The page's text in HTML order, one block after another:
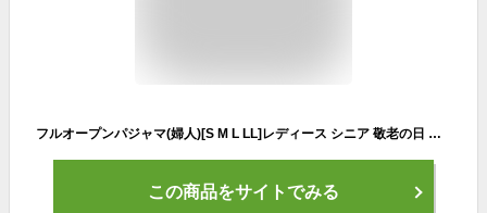
フルオープンパジャマ(婦人)[S M L LL]レディース シニア 敬老の日 母の日 ギフト 高齢者 70代 80代 90代 老人 介護向け 施設 おばあちゃん お年寄り 洗濯機OK 通年 ワンタッチテープ 制菌防臭 綿100％ ファスナー 両開き 両脇全開 オムツ交換 女性 長袖 [三恵]
この商品をサイトでみる